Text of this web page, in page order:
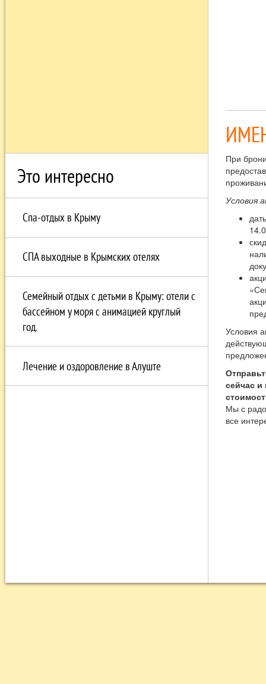
Это интересно
Спа-отдых в Крыму
СПА выходные в Крымских отелях
Семейный отдых с детьми в Крыму: отели с
бассейном у моря с анимацией круглый
год.
Лечение и оздоровление в Алуште
При
Условия
Условия
сейчас и
Мы с
все